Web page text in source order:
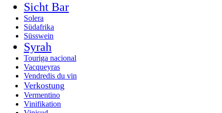
Sicht Bar
Solera
Südafrika
Süsswein
Syrah
Touriga nacional
Vacqueyras
Vendredis du vin
Verkostung
Vermentino
Vinifikation